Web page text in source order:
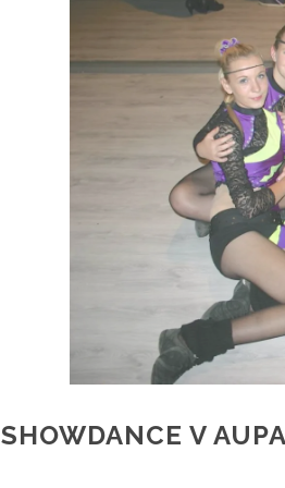
SHOWDANCE V